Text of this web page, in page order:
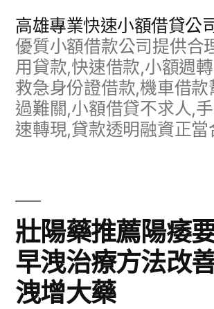
高雄專業快速小額借貸公
優質小額借款公司提供合
用貸款,快速借款,小額週
救急身份證借款,機車借款
過難關,小額借貸不求人,
速轉現,貸款透明融資正當
壯陽藥推薦陽痿
早洩治療方法改
洩增大藥